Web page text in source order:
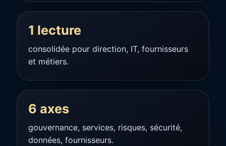
1 lecture
consolidée pour direction, IT, fournisseurs
et métiers.
6 axes
gouvernance, services, risques, sécurité,
données, fournisseurs.